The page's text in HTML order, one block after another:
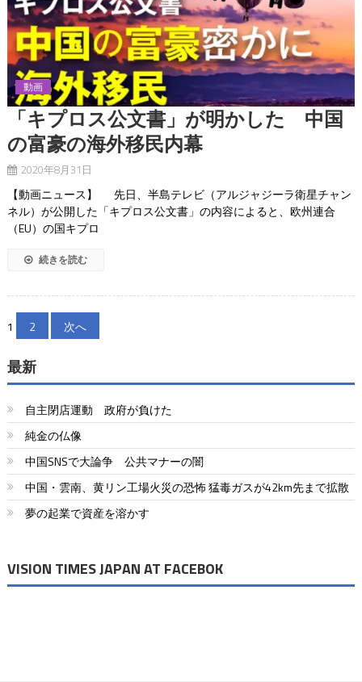
動画
「キプロス公文書」が明かした 中国
の富豪の海外移民内幕
2020年8月31日
【動画ニュース】 先日、半島テレビ（アルジャジーラ衛星チャン
ネル）が公開した「キプロス公文書」の内容によると、欧州連合
（EU）の国キプロ
続きを読む
投
稿
の
ペ
ー
ジ
送
り
1 2 次へ
最新
自主閉店運動 政府が負けた
純金の仏像
中国SNSで大論争 公共マナーの闇
中国・雲南、黄リン工場火災の恐怖 猛毒ガスが42km先まで拡散
夢の起業で資産を溶かす
VISION TIMES JAPAN AT FACEBOK